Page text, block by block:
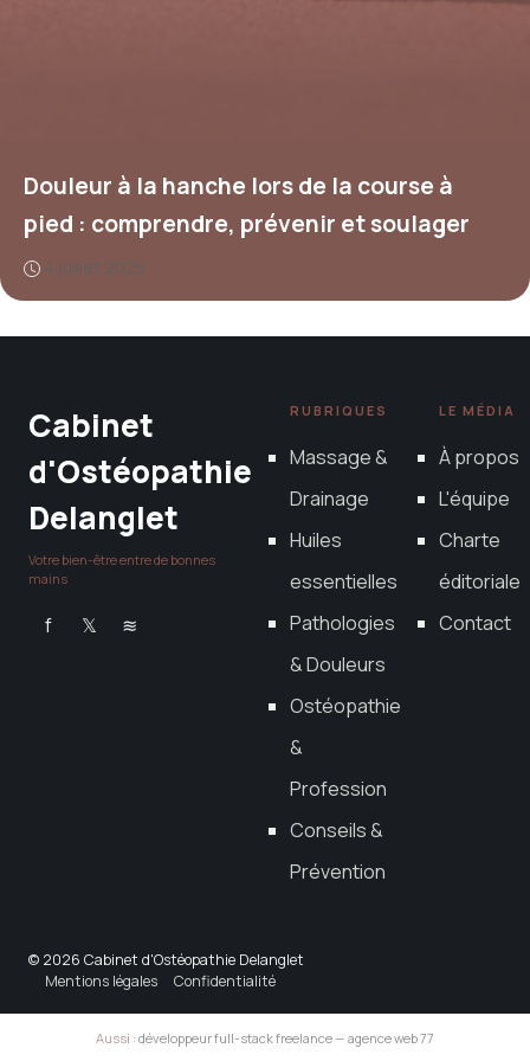
Douleur à la hanche lors de la course à
pied : comprendre, prévenir et soulager
4 juillet 2025
Cabinet
d'Ostéopathie
Delanglet
Votre bien-être entre de bonnes
mains
f 𝕏 ≋
RUBRIQUES
Massage &
Drainage
Huiles
essentielles
Pathologies
& Douleurs
Ostéopathie
&
Profession
Conseils &
Prévention
LE MÉDIA
À propos
L'équipe
Charte
éditoriale
Contact
© 2026 Cabinet d'Ostéopathie Delanglet
Mentions légales
Confidentialité
Aussi : développeur full-stack freelance— agence web 77